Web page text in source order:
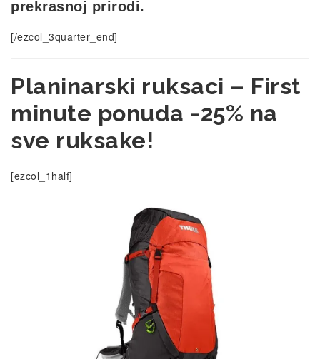
prekrasnoj prirodi.
[/ezcol_3quarter_end]
Planinarski ruksaci – First
minute ponuda -25% na
sve ruksake!
[ezcol_1half]